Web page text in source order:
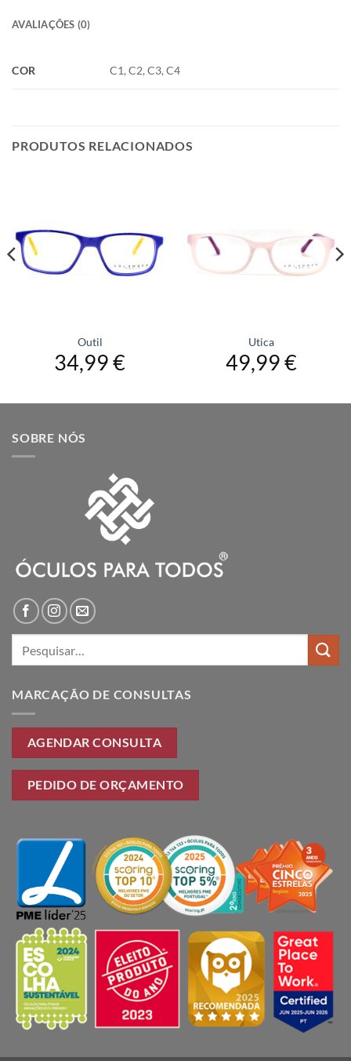
AVALIAÇÕES (0)
COR C1, C2, C3, C4
PRODUTOS RELACIONADOS
Outil
34,99€
Utica
49,99€
SOBRE NÓS
MARCAÇÃO DE CONSULTAS
AGENDAR CONSULTA
PEDIDO DE ORÇAMENTO